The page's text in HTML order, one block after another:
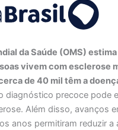
da Saúde (OMS)
vivem com esclerose
de 40 mil têm a
diagnóstico precoce pode
Além disso, avanços
anos permitiram reduzir a